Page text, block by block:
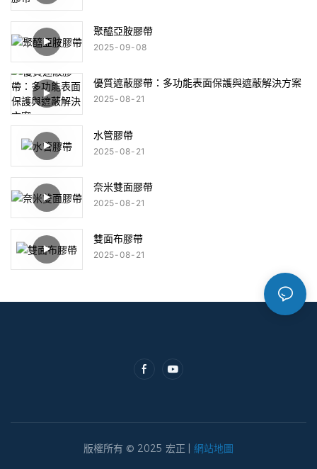
聚醯亞胺膠帶
2025 09 08
優質遮蔽膠帶：多功能表面保護與遮蔽解決方案
2025 08 21
水管膠帶
2025 08 21
奈米雙面膠帶
2025 08 21
雙面布膠帶
2025 08 21
版權所有 © 2025 宏正 | 網站地圖